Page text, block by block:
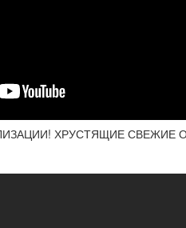
ХРУСТЯЩИЕ СВЕЖИЕ